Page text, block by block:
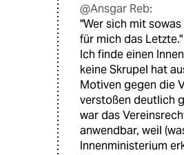
@Ansgar Reb:
"Wer sich mit
für mich das Letzte."
Ich finde einen
keine Skrupel hat
Motiven gegen die
verstoßen deutlich
war das
anwendbar, weil
Innenministerium